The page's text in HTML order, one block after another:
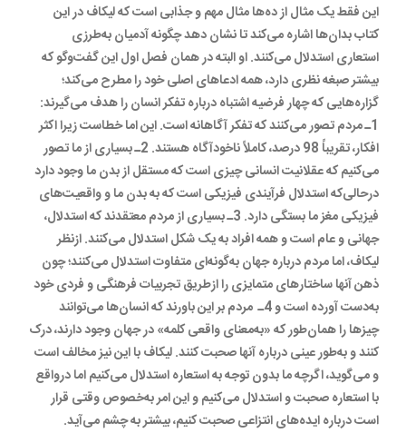
این فقط یک مثال از ده‌ها مثال مهم و جذابی است که لیکاف در این
کتاب بدان‌ها اشاره می‌کند تا نشان دهد چگونه آدمیان به‌طرزی
استعاری استدلال می‌کنند. او البته در همان فصل اول این گفت‌وگو که
بیشتر صبغه نظری دارد، همه ادعاهای اصلی خود را مطرح می‌کند؛
گزاره‌هایی که چهار فرضیه اشتباه درباره تفکر انسان را هدف می‌گیرند:
1ـ مردم تصور می‌کنند که تفکر آگاهانه است. این اما خطاست زیرا اکثر
افکار، تقریباً 98 درصد، کاملاً ناخودآگاه هستند. 2ـ بسیاری از ما تصور
می‌کنیم که عقلانیت انسانی چیزی است که مستقل از بدن ما وجود دارد
درحالی‌که استدلال فرآیندی فیزیکی است که به بدن ما و واقعیت‌های
فیزیکی مغز ما بستگی دارد. 3ـ بسیاری از مردم معتقدند که استدلال،
جهانی و عام است و همه افراد به یک شکل استدلال می‌کنند. ازنظر
لیکاف، اما مردم درباره جهان به‌گونه‌ای متفاوت استدلال می‌کنند؛ چون
ذهن آنها ساختارهای متمایزی را ازطریق تجربیات فرهنگی و فردی خود
به‌دست آورده است و 4ـ مردم بر این باورند که انسان‌ها می‌توانند
چیزها را همان‌طور که «به‌معنای واقعی کلمه» در جهان وجود دارند، درک
کنند و به‌طور عینی درباره آنها صحبت کنند. لیکاف با این نیز مخالف است
و می‌گوید، اگرچه ما بدون توجه به استعاره استدلال می‌کنیم اما درواقع
با استعاره صحبت و استدلال می‌کنیم و این امر به‌خصوص وقتی قرار
است درباره ایده‌های انتزاعی صحبت کنیم، بیشتر به چشم می‌آید.